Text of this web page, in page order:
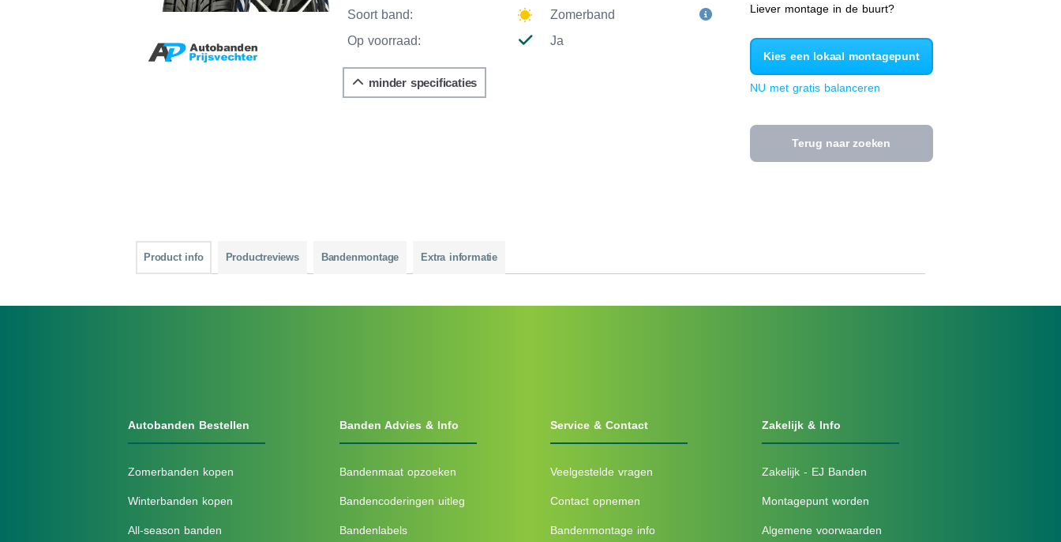
Soort band:
Zomerband
Op voorraad:
Ja
minder specificaties
Liever montage in de buurt?
Kies een lokaal montagepunt
NU met gratis balanceren
Terug naar zoeken
Product info Productreviews Bandenmontage Extra informatie
Autobanden Bestellen
Zomerbanden kopen
Winterbanden kopen
All-season banden
Banden Advies & Info
Bandenmaat opzoeken
Bandencoderingen uitleg
Bandenlabels
Service & Contact
Veelgestelde vragen
Contact opnemen
Bandenmontage info
Zakelijk & Info
Zakelijk - EJ Banden
Montagepunt worden
Algemene voorwaarden